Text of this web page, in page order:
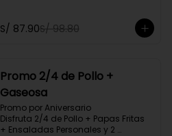
Promoción exclusiva para llevar o
delivery
S/ 87.90S/ 98.80
Promo 2/4 de Pollo +
Gaseosa
Promo por Aniversario
Disfruta 2/4 de Pollo + Papas Fritas
+ Ensaladas Personales y 2